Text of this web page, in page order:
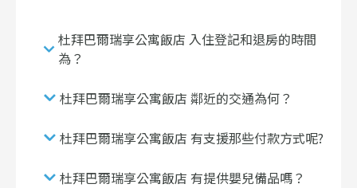
杜拜巴爾瑞享公寓飯店 入住登記和退房的時間
為？
杜拜巴爾瑞享公寓飯店 鄰近的交通為何？
杜拜巴爾瑞享公寓飯店 有支援那些付款方式呢?
杜拜巴爾瑞享公寓飯店 有提供嬰兒備品嗎？